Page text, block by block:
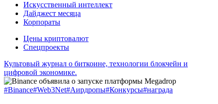
Искусственный интеллект
Дайджест месяца
Корпораты
Цены криптовалют
Спецпроекты
Культовый журнал о биткоине, технологии блокчейн и
цифровой экономике.
#Binance#Web3Net#Аирдропы#Конкурсы#награда